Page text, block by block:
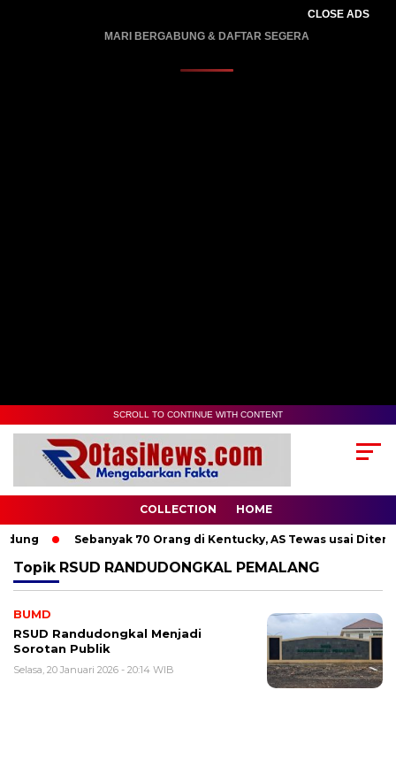
CLOSE ADS
MARI BERGABUNG & DAFTAR SEGERA
SCROLL TO CONTINUE WITH CONTENT
COLLECTION HOME
Sebanyak 70 Orang di Kentucky, AS Tewas usai
Topik RSUD RANDUDONGKAL PEMALANG
BUMD
RSUD Randudongkal Menjadi
Sorotan Publik
Selasa, 20 Januari 2026 - 20:14 WIB